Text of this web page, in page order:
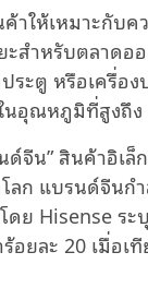
ให้เหมาะกับค
สำหรับตลาดอ
ระตู หรือเครื่อ
อุณหภูมิที่สูงถึง
ด์จีน” สินค้าอิ
ก แบรนด์จีนก
Hisense ระ
อยละ 20 เมื่อเ